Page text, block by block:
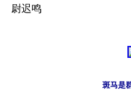
尉迟鸣
斑马是